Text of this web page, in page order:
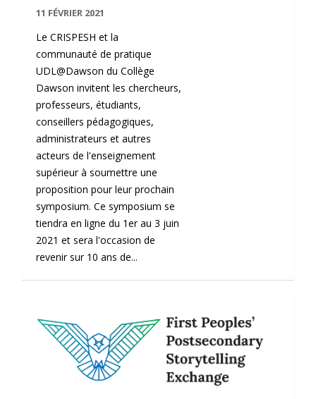
11 FÉVRIER 2021
Le CRISPESH et la
communauté de pratique
UDL@Dawson du Collège
Dawson invitent les chercheurs,
professeurs, étudiants,
conseillers pédagogiques,
administrateurs et autres
acteurs de l'enseignement
supérieur à soumettre une
proposition pour leur prochain
symposium. Ce symposium se
tiendra en ligne du 1er au 3 juin
2021 et sera l'occasion de
revenir sur 10 ans de...